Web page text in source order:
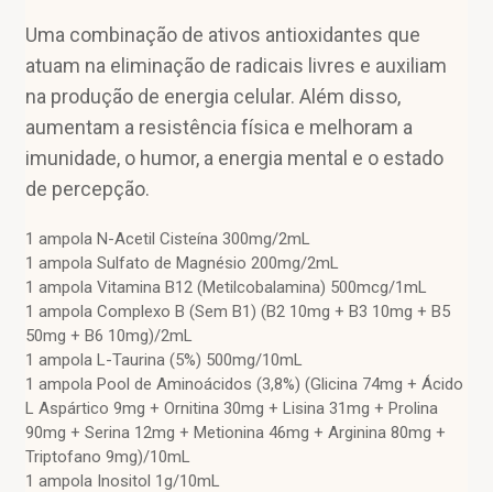
Uma combinação de ativos antioxidantes que
atuam na eliminação de radicais livres e auxiliam
na produção de energia celular. Além disso,
aumentam a resistência física e melhoram a
imunidade, o humor, a energia mental e o estado
de percepção.
1 ampola N-Acetil Cisteína 300mg/2mL
1 ampola Sulfato de Magnésio 200mg/2mL
1 ampola Vitamina B12 (Metilcobalamina) 500mcg/1mL
1 ampola Complexo B (Sem B1) (B2 10mg + B3 10mg + B5
50mg + B6 10mg)/2mL
1 ampola L-Taurina (5%) 500mg/10mL
1 ampola Pool de Aminoácidos (3,8%) (Glicina 74mg + Ácido
L Aspártico 9mg + Ornitina 30mg + Lisina 31mg + Prolina
90mg + Serina 12mg + Metionina 46mg + Arginina 80mg +
Triptofano 9mg)/10mL
1 ampola Inositol 1g/10mL